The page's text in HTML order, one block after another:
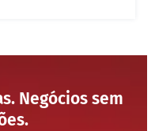
Negócios sem